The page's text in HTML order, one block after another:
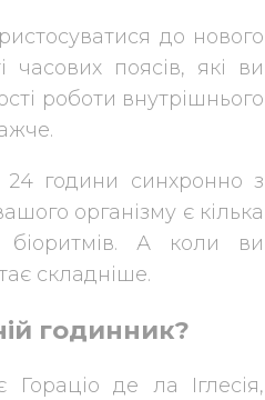
до нового
часових поясів, які ви
роботи внутрішнього
години синхронно з
організму є кілька
біоритмів. А коли ви
складніше.
годинник?
де ла Іглесія,